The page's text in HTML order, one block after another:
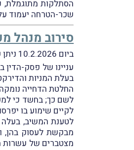
שכר-הטרחה יעמוד על 785,000 ₪ בתוספת מע"מ; וגמול סמלי בסך 7,500 ₪ ישולם לכל אחד מהמבקשים (ד"ר כנעני וד"ר
סירוב מנהל
ביום 10.2.2026 ניתן פסק-הדין של בית-המשפט המחוזי מרכז-לוד בעניין
עניינו של פסק-הדין
בעלת המניות
החלטת הדחייה
לשם כך; בחשד כי
לקיים שימוע בו
לטענת המשיב, בעלה
מצטברים של עשרות